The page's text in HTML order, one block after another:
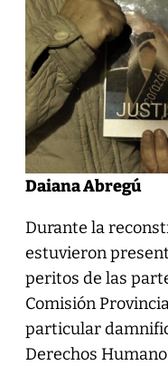
Daiana Abregú
Durante la
estuvieron
peritos de las
Comisión
particular
Derechos